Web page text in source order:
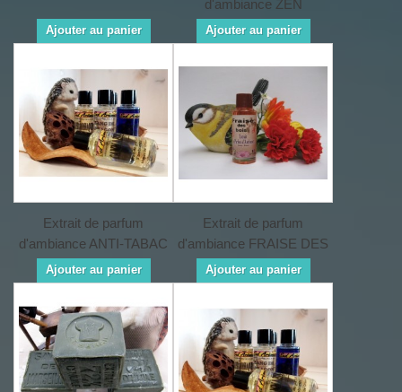
Ajouter au panier
d'ambiance ZEN
Ajouter au panier
Extrait de parfum
d'ambiance ANTI-TABAC
Ajouter au panier
Extrait de parfum
d'ambiance FRAISE DES
BOIS
Ajouter au panier